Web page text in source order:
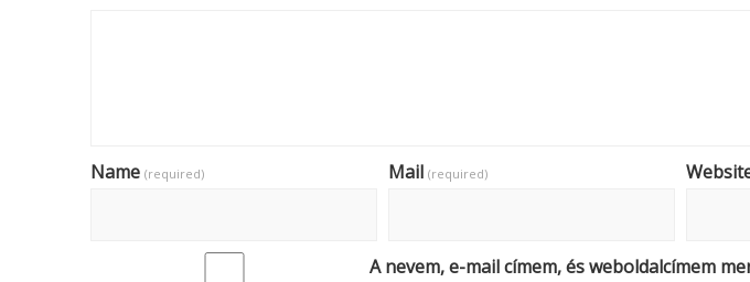
Name (required) Mail (required)
A nevem, e-mail címem, és weboldalcímem